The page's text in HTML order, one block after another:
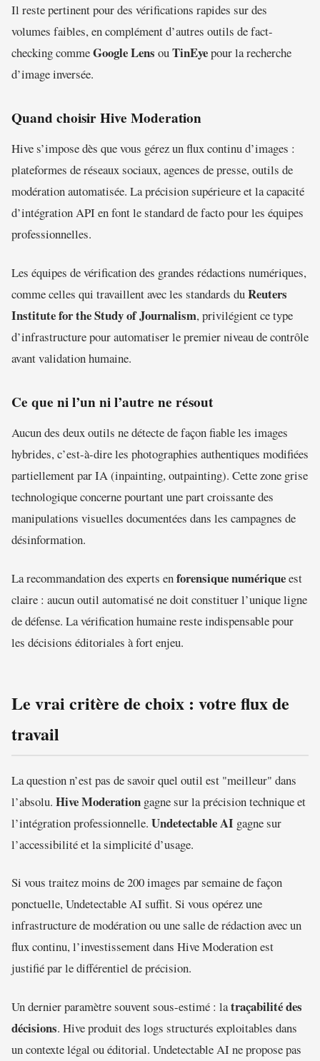
Il reste pertinent pour des vérifications rapides sur des
volumes faibles, en complément d’autres outils de fact-
checking commeGoogle Lens ouTinEyepour la recherche
d’image inversée.
Quand choisir Hive Moderation
Hive s’impose dès que vous gérez un flux continu d’images :
plateformes de réseaux sociaux, agences de presse, outils de
modération automatisée. La précision supérieure et la capacité
d’intégration API en font le standard de facto pour les équipes
professionnelles.
Les équipes de vérification des grandes rédactions numériques,
comme celles qui travaillent avec les standards duReuters
Institute for the Study of Journalism, privilégient ce type
d’infrastructure pour automatiser le premier niveau de contrôle
avant validation humaine.
Ce que ni l’un ni l’autre ne résout
Aucun des deux outils ne détecte de façon fiable les images
hybrides, c’est-à-dire les photographies authentiques modifiées
partiellement par IA (inpainting, outpainting). Cette zone grise
technologique concerne pourtant une part croissante des
manipulations visuelles documentées dans les campagnes de
désinformation.
La recommandation des experts enforensique numériqueest
claire : aucun outil automatisé ne doit constituer l’unique ligne
de défense. La vérification humaine reste indispensable pour
les décisions éditoriales à fort enjeu.
Le vrai critère de choix : votre flux de
travail
La question n’est pas de savoir quel outil est "meilleur" dans
l’absolu. Hive Moderation gagne sur la précision technique et
l’intégration professionnelle. Undetectable AI gagne sur
l’accessibilité et la simplicité d’usage.
Si vous traitez moins de 200 images par semaine de façon
ponctuelle, Undetectable AI suffit. Si vous opérez une
infrastructure de modération ou une salle de rédaction avec un
flux continu, l’investissement dans Hive Moderation est
justifié par le différentiel de précision.
Un dernier paramètre souvent sous-estimé : latraçabilité des
décisions. Hive produit des logs structurés exploitables dans
un contexte légal ou éditorial. Undetectable AI ne propose pas